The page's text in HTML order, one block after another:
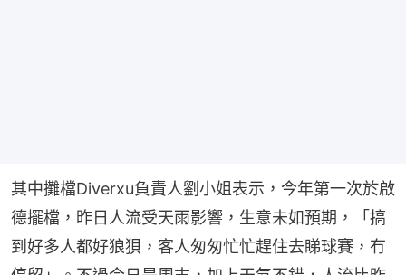
其中攤檔Diverxu負責人劉小姐表示，今年第一次於啟
德擺檔，昨日人流受天雨影響，生意未如預期，「搞
到好多人都好狼狽，客人匆匆忙忙趕住去睇球賽，冇